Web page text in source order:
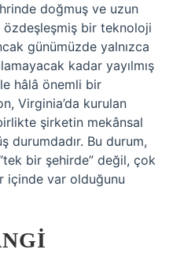
doğmuş ve uzun
özdeşleşmiş bir teknoloji
günümüzde yalnızca
kadar yayılmış
hâlâ önemli bir
Virginia’da kurulan
şirketin mekânsal
durumdadır. Bu durum,
bir şehirde” değil, çok
içinde var olduğunu